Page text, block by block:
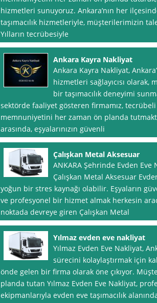
hizmetleri sunuyoruz. Ankara’nın her
taşımacılık hizmetleriyle, müşterilerimizin
Yılların tecrübesiyle
Ankara Kayra Nakliyat
Ankara Kayra Nakliyat,
hizmetleri sağlayıcısı
bir taşımacılık deneyimi
sektörde faaliyet gösteren firmamız,
memnuniyetini her zaman ön planda
arasında, eşyalarınızın güvenli
Çalışkan Metal Aksesuar
ANKARA Şehrinde Evden
Çalışkan Metal Aksesuar
yoğun bir stres kaynağı olabilir. Eşyaların
ve profesyonel bir hizmet almak herkesin
noktada devreye giren Çalışkan Metal
Yılmaz evden eve nakliyat
Yılmaz Evden Eve Nakliyat,
sürecini kolaylaştırmak için
önde gelen bir firma olarak öne çıkıyor.
planda tutan Yılmaz Evden Eve Nakliyat,
ekipmanlarıyla evden eve taşımacılık